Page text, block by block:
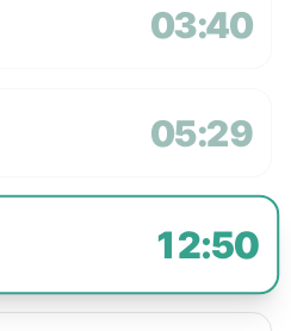
03:40
05:29
12:50